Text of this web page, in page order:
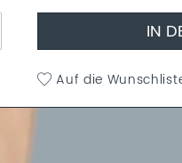
IN
Auf die